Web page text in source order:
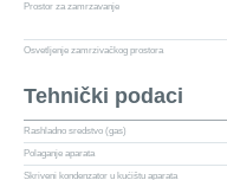
Prostor za zamrzavanje
Osvetljenje zamrzivačkog prostora
Tehnički podaci
Rashladno sredstvo (gas)
Polaganje aparata
Skriveni kondenzator u kućištu aparata